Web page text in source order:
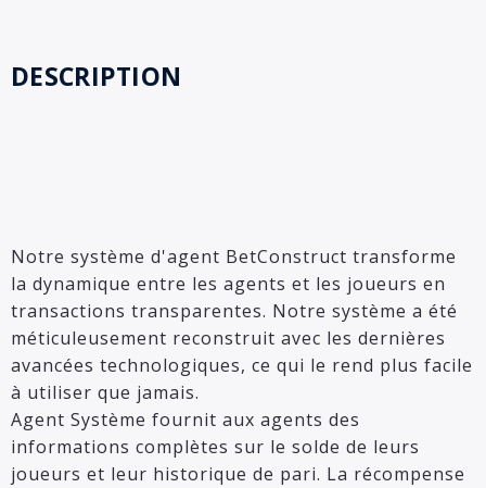
DESCRIPTION
Notre système d'agent BetConstruct transforme
la dynamique entre les agents et les joueurs en
transactions transparentes. Notre système a été
méticuleusement reconstruit avec les dernières
avancées technologiques, ce qui le rend plus facile
à utiliser que jamais.
Agent Système fournit aux agents des
informations complètes sur le solde de leurs
joueurs et leur historique de pari. La récompense